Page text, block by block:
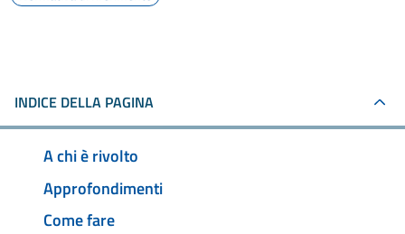
INDICE DELLA PAGINA
A chi è rivolto
Approfondimenti
Come fare